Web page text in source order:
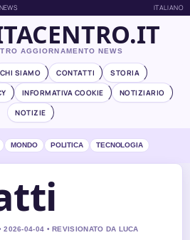
ITALIANO
AGGIORNAMENTO NEWS
CHI SIAMO CONTATTI
STORIA
INFORMATIVA COOKIE
NOTIZIARIO
NOTIZIE
MONDO POLITICA TECNOLOGIA
2026-04-04 • REVISIONATO DA LUCA